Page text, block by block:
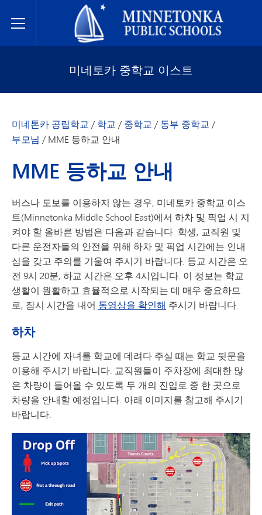
Toggle Menu
미네토카 공립학교
미네토카 중학교 이스트
미네톤카 공립학교 / 학교 / 중학교 / 동부 중학교 /
부모님 / MME 등하교 안내
MME 등하교 안내
버스나 도보를 이용하지 않는 경우, 미네토카 중학교 이스
트(Minnetonka Middle School East)에서 하차 및 픽업 시 지
켜야 할 올바른 방법은 다음과 같습니다. 학생, 교직원 및
다른 운전자들의 안전을 위해 하차 및 픽업 시간에는 인내
심을 갖고 주의를 기울여 주시기 바랍니다. 등교 시간은 오
전 9시 20분, 하교 시간은 오후 4시입니다. 이 정보는 학교
생활이 원활하고 효율적으로 시작되는 데 매우 중요하므
로, 잠시 시간을 내어 동영상을 확인해 주시기 바랍니다.
하차
등교 시간에 자녀를 학교에 데려다 주실 때는 학교 뒷문을
이용해 주시기 바랍니다. 교직원들이 주차장에 최대한 많
은 차량이 들어올 수 있도록 두 개의 진입로 중 한 곳으로
차량을 안내할 예정입니다. 아래 이미지를 참고해 주시기
바랍니다.